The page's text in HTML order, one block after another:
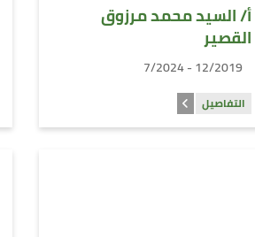
أ/ السيد محمد مرزوق
القصير
12/2019 - 7/2024
التفاصيل